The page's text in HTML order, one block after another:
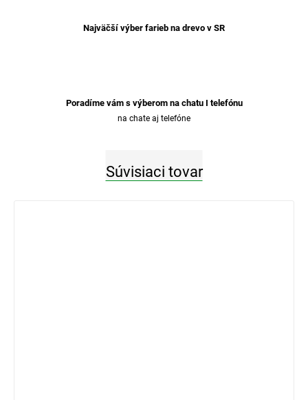
Najväčší výber farieb na drevo v SR
Poradíme vám s výberom na chatu I telefónu
na chate aj telefóne
Súvisiaci tovar